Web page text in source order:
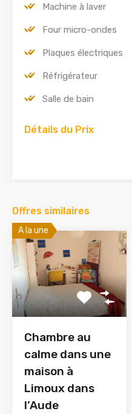
Machine à laver
Four micro-ondes
Plaques électriques
Réfrigérateur
Salle de bain
Détails du Prix
Offres similaires
A la une
Chambre au
calme dans une
maison à
Limoux dans
l’Aude